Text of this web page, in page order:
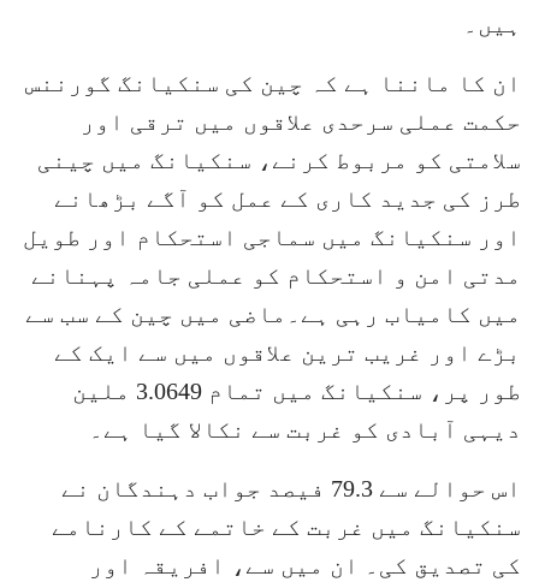
ہیں۔
ان کا ماننا ہے کہ چین کی سنکیانگ گورننس
حکمت عملی سرحدی علاقوں میں ترقی اور
سلامتی کو مربوط کرنے، سنکیانگ میں چینی
طرز کی جدید کاری کے عمل کو آگے بڑھانے
اور سنکیانگ میں سماجی استحکام اور طویل
مدتی امن و استحکام کو عملی جامہ پہنانے
میں کامیاب رہی ہے۔ماضی میں چین کے سب سے
بڑے اور غریب ترین علاقوں میں سے ایک کے
طور پر، سنکیانگ میں تمام 3.0649 ملین
دیہی آبادی کو غربت سے نکالا گیا ہے۔
اس حوالے سے 79.3 فیصد جواب دہندگان نے
سنکیانگ میں غربت کے خاتمے کے کارنامے
کی تصدیق کی۔ ان میں سے، افریقہ اور